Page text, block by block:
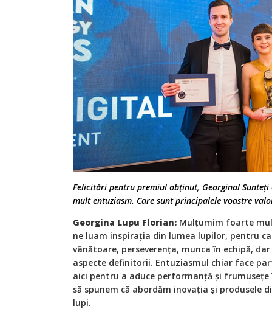
Felicitări pentru premiul obținut, Georgina!
mult entuziasm. Care sunt principalele voastre
Georgina Lupu Florian: Mulțumim foarte
ne luam inspirația din lumea lupilor, pentru
vânătoare, perseverența, munca în echipă,
aspecte definitorii. Entuziasmul chiar face
aici pentru a aduce performanță și
să spunem că abordăm inovația și produsele
lupi.